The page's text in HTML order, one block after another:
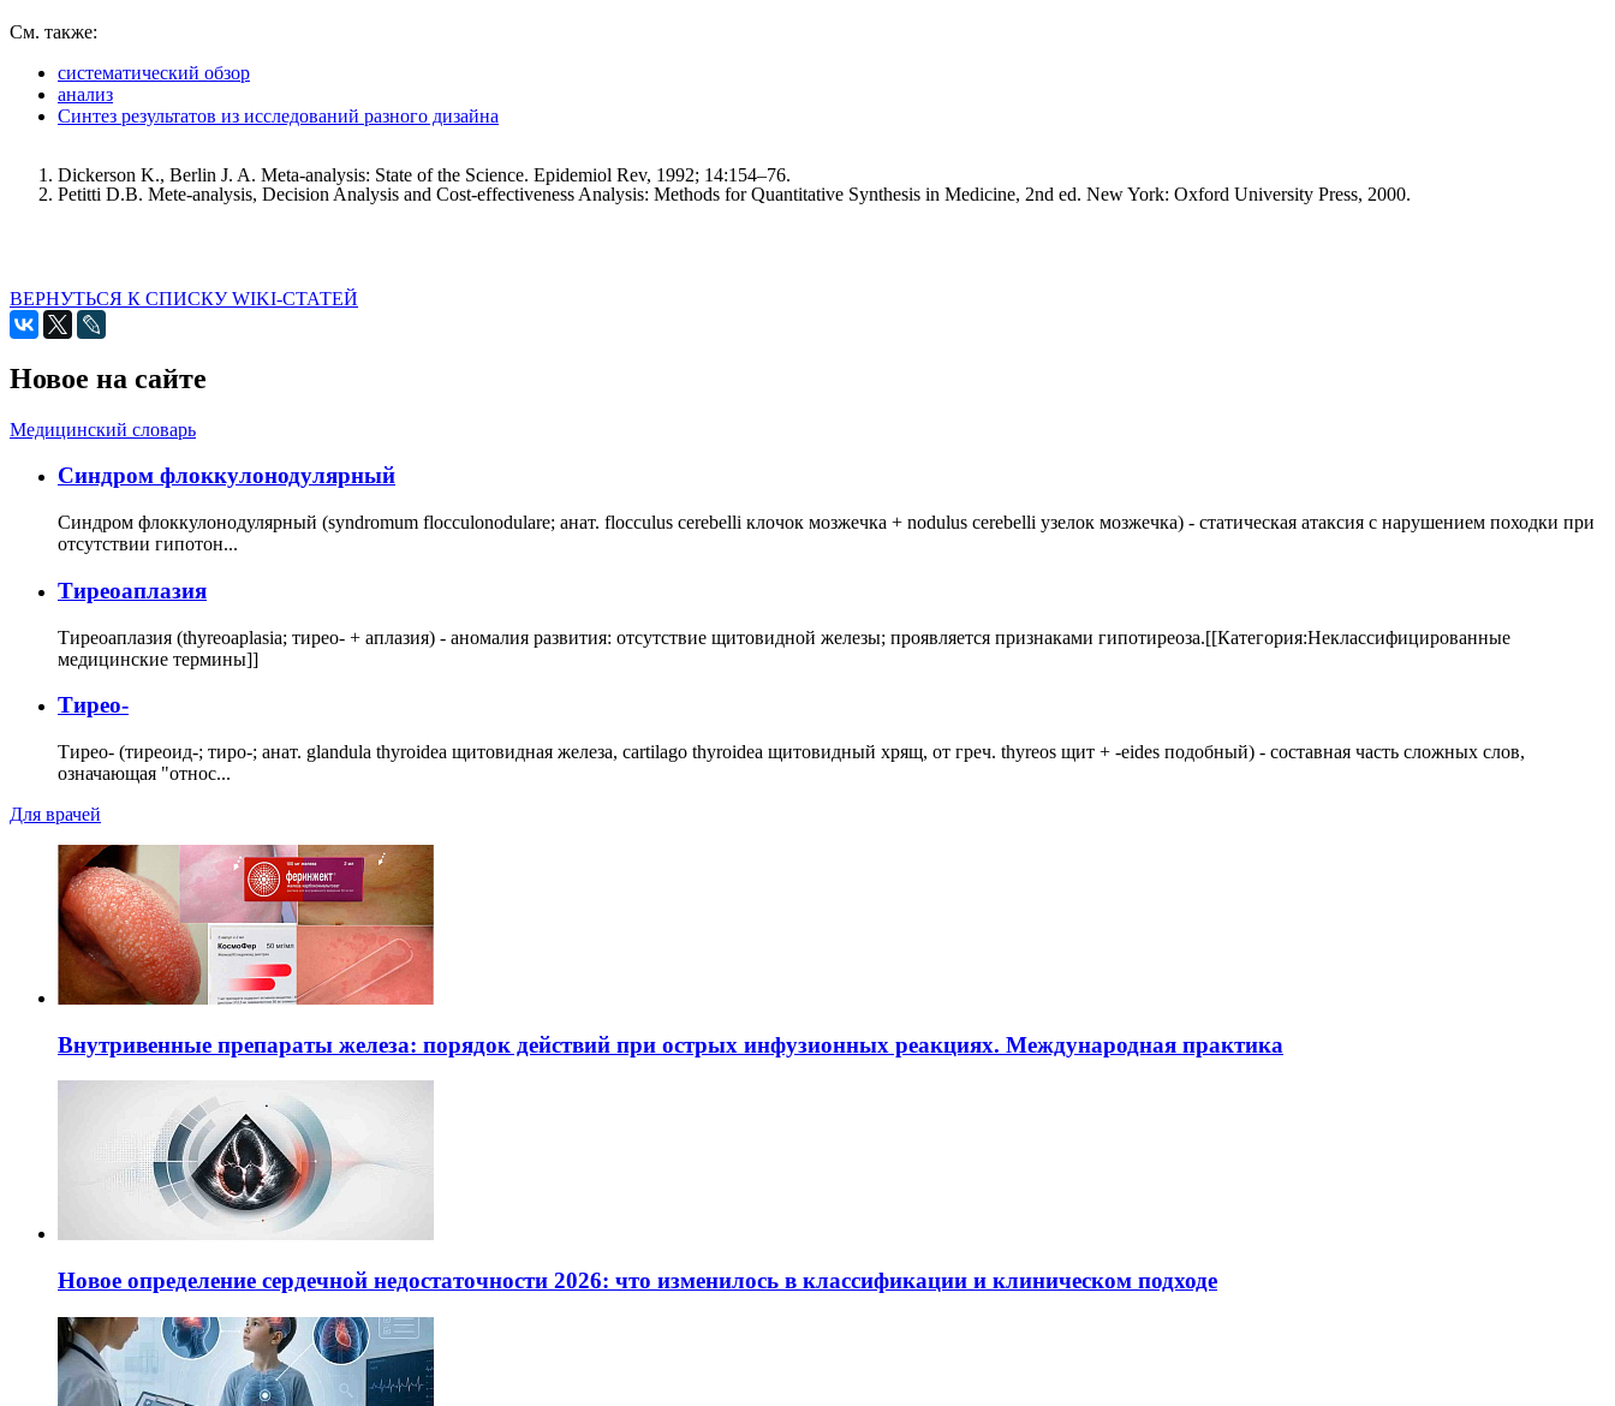
Cм. также:
систематический обзор
анализ
Синтез результатов из исследований разного дизайна
Dickerson K., Berlin J. A. Meta-analysis: State of the Science. Epidemiol Rev, 1992; 14:154–76.
Petitti D.B. Mete-analysis, Decision Analysis and Cost-effectiveness Analysis: Methods for Quantitative Synthesis in Medicine, 2nd ed. New York: Oxford University Press, 2000.
ВЕРНУТЬСЯ К СПИСКУ WIKI-СТАТЕЙ
Новое на сайте
Медицинский словарь
Cиндром флоккулонодулярный
Синдром флоккулонодулярный (syndromum flocculonodulare; анат. flocculus cerebelli клочок мозжечка + nodulus cerebelli узелок мозжечка) - статическая атаксия с нарушением походки при
отсутствии гипотон...
Тиреоаплазия
Тиреоаплазия (thyreoaplasia; тирео- + аплазия) - аномалия развития: отсутствие щитовидной железы; проявляется признаками гипотиреоза.[[Категория:Неклассифицированные
медицинские термины]]
Тирео-
Тирео- (тиреоид-; тиро-; анат. glandula thyroidea щитовидная железа, cartilago thyroidea щитовидный хрящ, от греч. thyreos щит + -eides подобный) - составная часть сложных слов,
означающая "относ...
Для врачей
Внутривенные препараты железа: порядок действий при острых инфузионных реакциях. Международная практика
Новое определение сердечной недостаточности 2026: что изменилось в классификации и клиническом подходе